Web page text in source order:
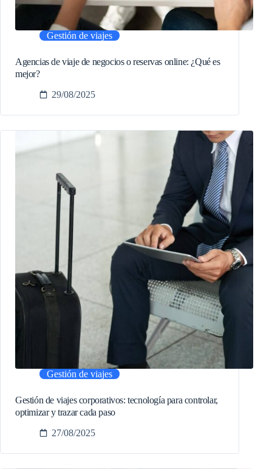
Gestión de viajes
Agencias de viaje de negocios o reservas online: ¿Qué es
mejor?
29/08/2025
Gestión de viajes
Gestión de viajes corporativos: tecnología para controlar,
optimizar y trazar cada paso
27/08/2025